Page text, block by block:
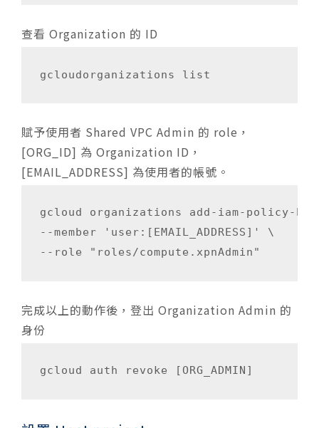
查看 Organization 的 ID
gcloudorganizations list
賦予使用者 Shared VPC Admin 的 role，
[ORG_ID] 為 Organization ID，
[EMAIL_ADDRESS] 為使用者的帳號。
gcloud organizations add-iam-policy-
--member 'user:[EMAIL_ADDRESS]' \
--role "roles/compute.xpnAdmin"
完成以上的動作後，登出 Organization Admin 的
身份
gcloud auth revoke [ORG_ADMIN]